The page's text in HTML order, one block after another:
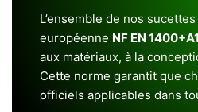
L’ensemble de nos
européenne NF EN 1400+A1
aux matériaux, à la
Cette norme garantit que
officiels applicables dans